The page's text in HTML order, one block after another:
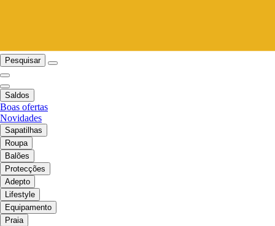
Pesquisar
Saldos
Boas ofertas
Novidades
Sapatilhas
Roupa
Balões
Protecções
Adepto
Lifestyle
Equipamento
Praia